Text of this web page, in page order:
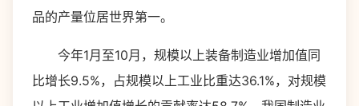
品的产量位居世界第一。
今年1月至10月，规模以上装备制造业增加值同
比增长9.5%，占规模以上工业比重达36.1%，对规模